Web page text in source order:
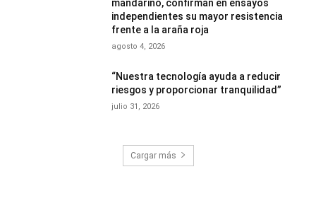
mandarino, confirman en ensayos
independientes su mayor resistencia
frente a la araña roja
agosto 4, 2026
“Nuestra tecnología ayuda a reducir
riesgos y proporcionar tranquilidad”
julio 31, 2026
Cargar más